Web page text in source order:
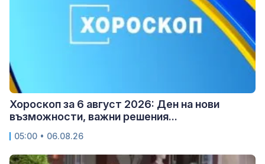
Хороскоп за 6 август 2026: Ден на нови
възможности, важни решения...
05:00 • 06.08.26